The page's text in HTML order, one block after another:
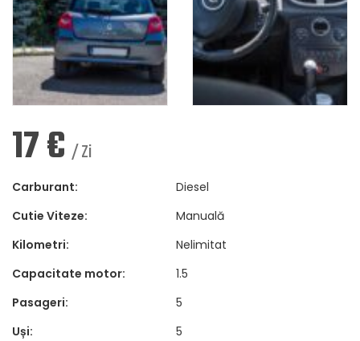
17€ / Zi
Carburant:
Diesel
Cutie Viteze:
Manuală
Kilometri:
Nelimitat
Capacitate motor:
1.5
Pasageri:
5
Uși:
5